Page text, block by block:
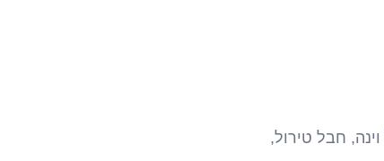
חבל טירול,